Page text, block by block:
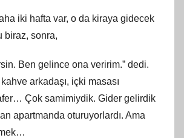
iki hafta var, o da kiraya gidecek
biraz, sonra,
Ben gelince ona veririm.” dedi.
arkadaşı, içki masası
Çok samimiydik. Gider gelirdik
apartmanda oturuyorlardı. Ama